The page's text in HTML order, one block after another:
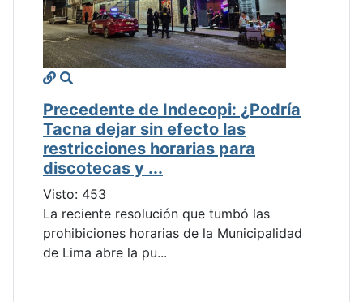
Precedente de Indecopi: ¿Podría
Tacna dejar sin efecto las
restricciones horarias para
discotecas y ...
Visto: 453
La reciente resolución que tumbó las
prohibiciones horarias de la Municipalidad
de Lima abre la pu...